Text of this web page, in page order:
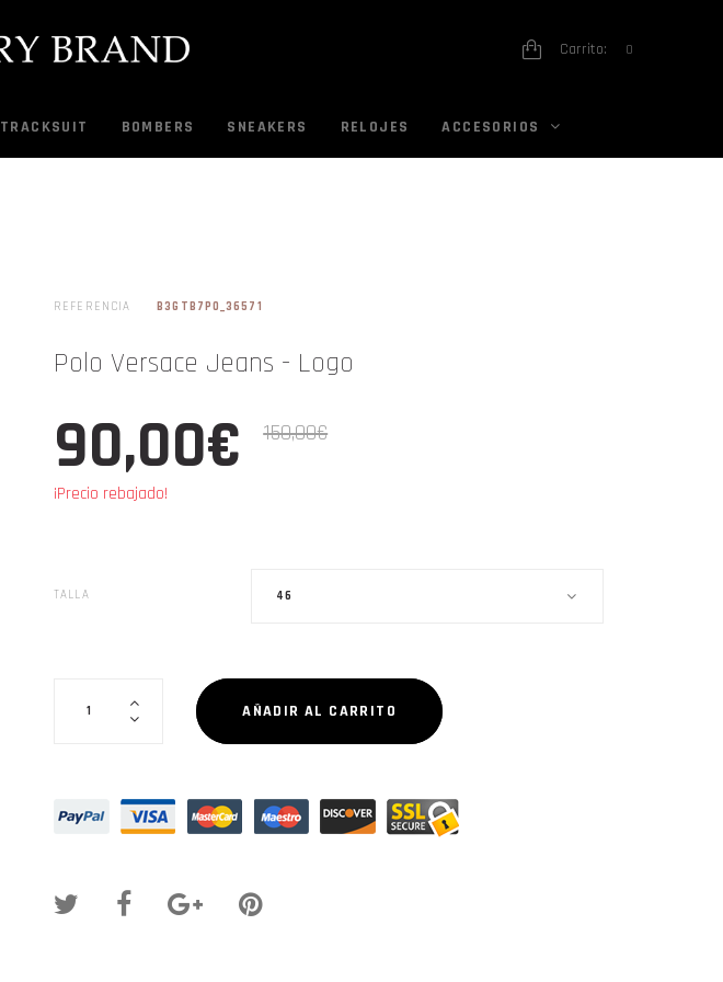
Carrito: 0
TRACKSUIT BOMBERS SNEAKERS RELOJES ACCESORIOS
REFERENCIA B3GTB7P0_36571
Polo Versace Jeans - Logo
90,00€ 150,00€
¡Precio rebajado!
TALLA 46
AÑADIR AL CARRITO